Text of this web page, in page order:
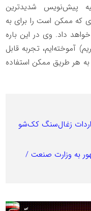
پیش‌نویس شدیدترین
ممکن است را برای به
داد. وی در این باره
آموخته‌ایم، تجربه قابل
به هر طریق ممکن استفاده
زغال‌سنگ کک‌شو
به وزارت صنعت /